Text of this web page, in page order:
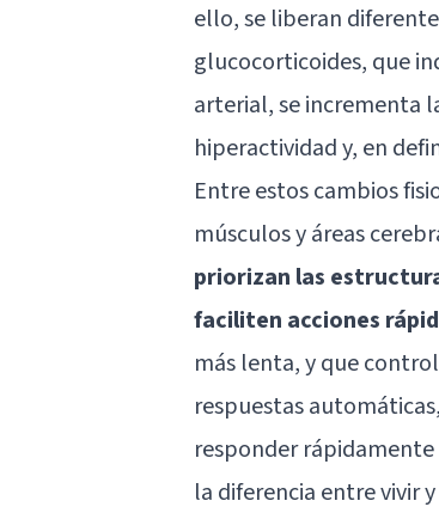
ello, se liberan
glucocorticoides, que
arterial, se incrementa
hiperactividad y, en
Entre estos cambios
músculos y áreas
priorizan las
faciliten acciones
más lenta, y que
respuestas
responder
la diferencia entre vivir